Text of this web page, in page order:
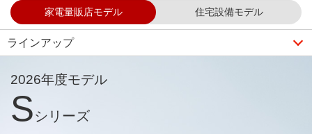
家電量販店モデル 住宅設備モデル
ラインアップ
2026年度モデル
Sシリーズ